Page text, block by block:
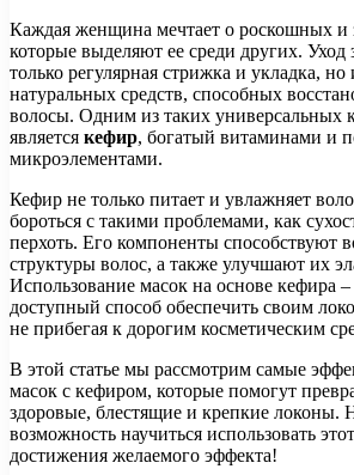
Каждая женщина мечтает о роскошных и
которые выделяют ее среди других. Уход
только регулярная стрижка и укладка, но
натуральных средств, способных
волосы. Одним из таких универсальных
является кефир, богатый витаминами и
микроэлементами.
Кефир не только питает и увлажняет
бороться с такими проблемами, как
перхоть. Его компоненты способствуют
структуры волос, а также улучшают их
Использование масок на основе кефира
доступный способ обеспечить своим
не прибегая к дорогим косметическим
В этой статье мы рассмотрим самые
масок с кефиром, которые помогут
здоровые, блестящие и крепкие локоны.
возможность научиться использовать
достижения желаемого эффекта!